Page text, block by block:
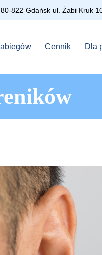
80-822 Gdańsk ul. Żabi
Cennik Dla